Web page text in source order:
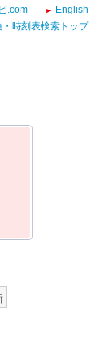
.com
English
・時刻表検索トップ